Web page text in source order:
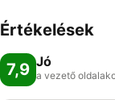
Értékelések
7,9 Jó
a vezető